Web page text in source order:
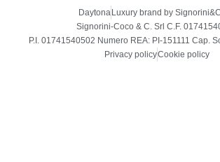
Daytona Luxury brand by
Signorini-Coco & C. Srl C.F.
P.I. 01741540502 Numero REA: PI-151111 Cap.
Privacy policyCookie policy